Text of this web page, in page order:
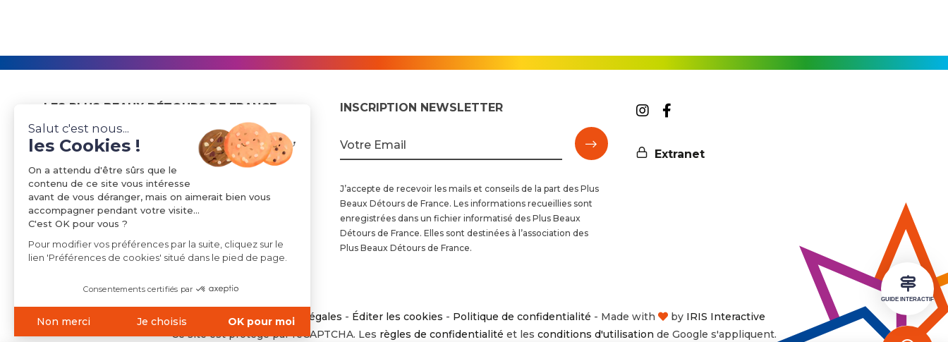
GUIDE INTERACTIF
LES PLUS BEAUX DÉTOURS DE FRANCE
45 boulevard Richard Wallace
92800 PUTEAUX
33(0)1 42 27 44 40
NOUS CONTACTER
INSCRIPTION NEWSLETTER
Votre Email M'inscrire
J’accepte de recevoir les mails et conseils de la part des Plus
Beaux Détours de France. Les informations recueillies sont
enregistrées dans un fichier informatisé des Plus Beaux
Détours de France. Elles sont destinées à l’association des
Plus Beaux Détours de France.
Suivez-
sur
Suivez-
sur
Extranet
Plan du site - Mentions légales - Éditer les cookies - Politique de confidentialité - Made with by IRIS Interactive
Ce site est protégé par reCAPTCHA. Les règles de confidentialité et les conditions d'utilisation de Google s'appliquent.
Salut c'est nous...
les Cookies !
On a attendu d'être sûrs que le
contenu de ce site vous intéresse
avant de vous déranger, mais on aimerait bien vous
accompagner pendant votre visite...
C'est OK pour vous ?
Pour modifier vos préférences par la suite, cliquez sur le
lien 'Préférences de cookies' situé dans le pied de page.
Consentements certifiés par
Non merci Je choisis OK pour moi